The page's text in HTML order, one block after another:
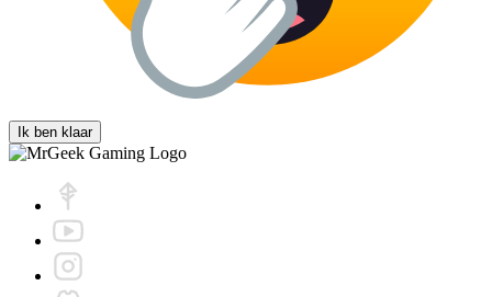
Ik ben klaar